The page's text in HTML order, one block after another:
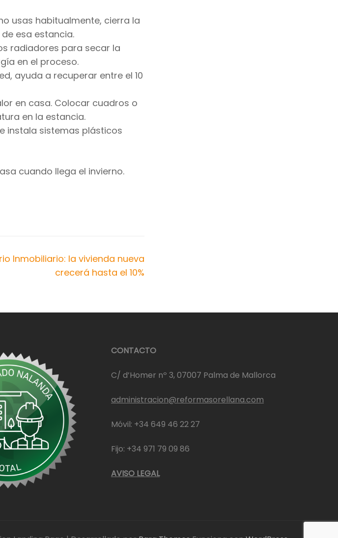
usas habitualmente, cierra la
esa estancia.
radiadores para secar la
en el proceso.
ayuda a recuperar entre el 10
en casa. Colocar cuadros o
en la estancia.
instala sistemas plásticos
cuando llega el invierno.
Inmobiliario: la vivienda nueva
crecerá hasta el 10%
CONTACTO
C/ d’Homer nº 3, 07007 Palma de Mallorca
administracion@reformasorellana.com
Móvil: +34 649 46 22 27
Fijo: +34 971 79 09 86
AVISO LEGAL